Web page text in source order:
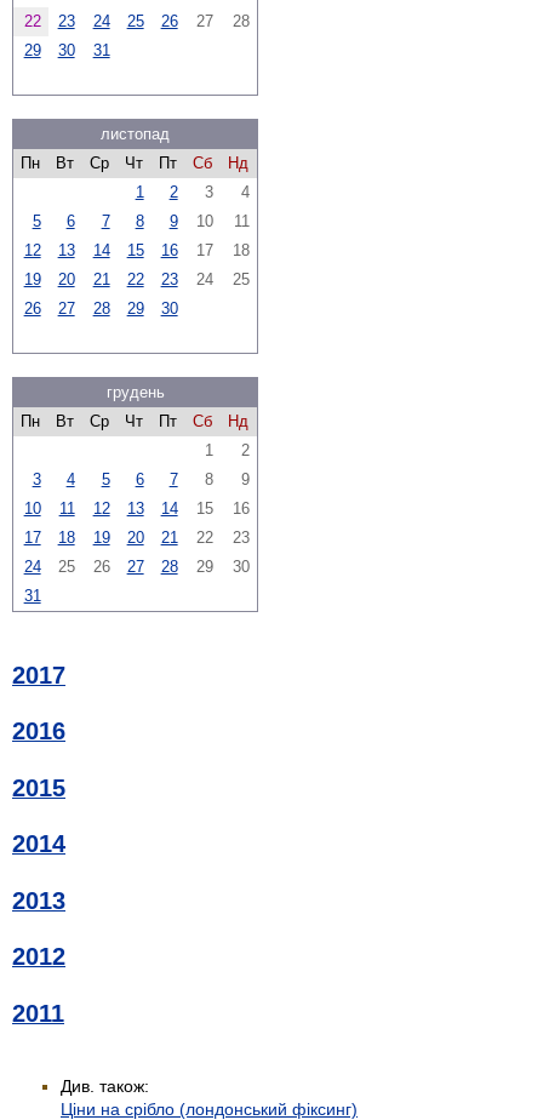
22
23 24 25 26 27
28
29
30 31
листопад
Пн
Вт Ср Чт Пт Сб
Нд
1
2 3
4
5
6 7 8 9 10
11
12
13 14 15 16 17
18
19
20 21 22 23 24
25
26
27 28 29 30
грудень
Пн
Вт Ср Чт Пт Сб
Нд
1
2
3
4 5 6 7 8
9
10
11 12 13 14 15
16
17
18 19 20 21 22
23
24
25 26 27 28 29
30
31
2017
2016
2015
2014
2013
2012
2011
Див. також:
Ціни на срібло (лондонський фіксинг)